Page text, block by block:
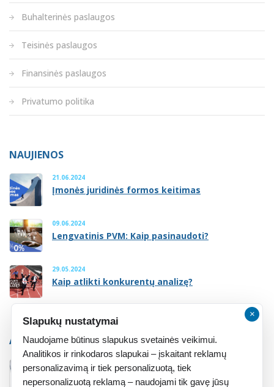
Buhalterinės paslaugos
Teisinės paslaugos
Finansinės paslaugos
Privatumo politika
NAUJIENOS
21.06.2024
Įmonės juridinės formos keitimas
09.06.2024
Lengvatinis PVM: Kaip pasinaudoti?
29.05.2024
Kaip atlikti konkurentų analizę?
ATMINTINĖ
Atmintinė įsteigusiems įmonę
×
Slapukų nustatymai
Naudojame būtinus slapukus svetainės veikimui.
Analitikos ir rinkodaros slapukai – įskaitant reklamų
personalizavimą ir tiek personalizuotą, tiek
nepersonalizuotą reklamą – naudojami tik gavę jūsų